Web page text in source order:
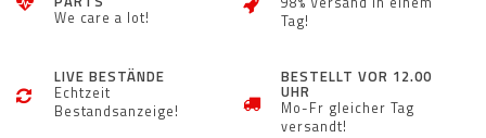
We care a lot!
Tag!
LIVE BESTÄNDE
Echtzeit
Bestandsanzeige!
BESTELLT VOR 12.00
UHR
Mo-Fr gleicher Tag
versandt!